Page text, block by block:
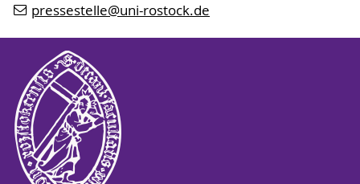
pressestelle@uni-rostock.de